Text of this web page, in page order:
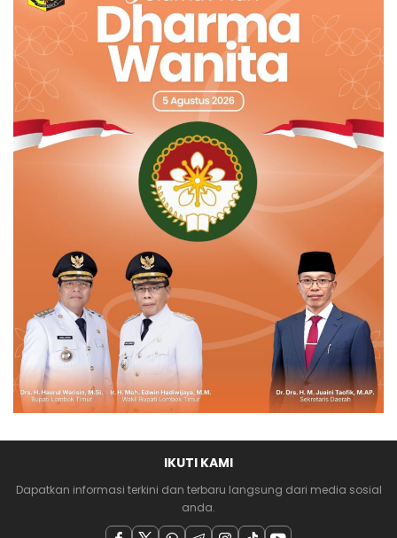
IKUTI KAMI
Dapatkan informasi terkini dan terbaru langsung dari media sosial
anda.